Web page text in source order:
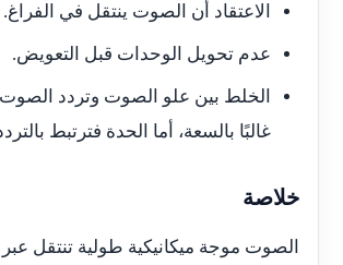
الاعتقاد أن الصوت ينتقل في الفراغ.
عدم تحويل الوحدات قبل التعويض.
الخلط بين علو الصوت وتردد
غالبًا بالسعة، أما الحدة فترتبط
خلاصة
الصوت موجة ميكانيكية طولية تنتقل